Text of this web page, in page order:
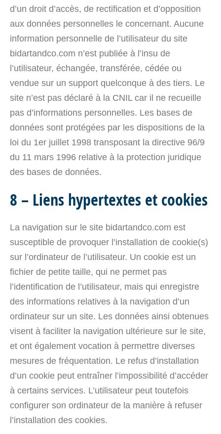
d’un droit d’accès, de rectification et d’opposition
aux données personnelles le concernant. Aucune
information personnelle de l’utilisateur du site
bidartandco.com n’est publiée à l’insu de
l’utilisateur, échangée, transférée, cédée ou
vendue sur un support quelconque à des tiers. Le
site n’est pas déclaré à la CNIL car il ne recueille
pas d’informations personnelles. Les bases de
données sont protégées par les dispositions de la
loi du 1er juillet 1998 transposant la directive 96/9
du 11 mars 1996 relative à la protection juridique
des bases de données.
8 – Liens hypertextes et cookies
La navigation sur le site bidartandco.com est
susceptible de provoquer l’installation de cookie(s)
sur l’ordinateur de l’utilisateur. Un cookie est un
fichier de petite taille, qui ne permet pas
l’identification de l’utilisateur, mais qui enregistre
des informations relatives à la navigation d’un
ordinateur sur un site. Les données ainsi obtenues
visent à faciliter la navigation ultérieure sur le site,
et ont également vocation à permettre diverses
mesures de fréquentation. Le refus d’installation
d’un cookie peut entraîner l’impossibilité d’accéder
à certains services. L’utilisateur peut toutefois
configurer son ordinateur de la manière à refuser
l’installation des cookies.